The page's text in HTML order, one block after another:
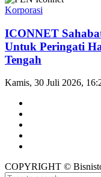
Korporasi
ICONNET
Untuk Peringati
Tengah
Kamis, 30 Juli 2026,
COPYRIGHT ©